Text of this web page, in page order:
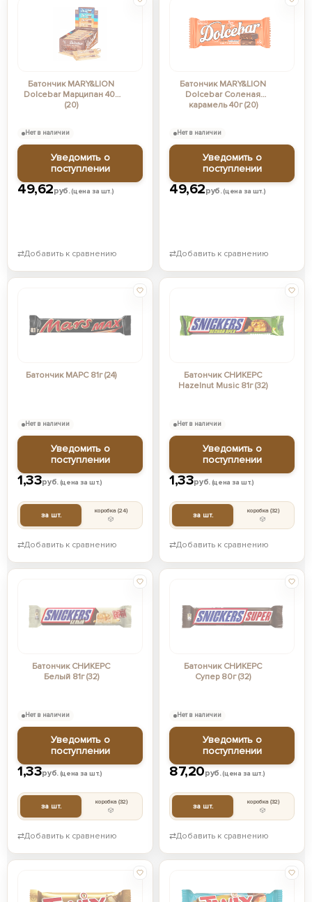
Батончик MARY&LION
Dolcebar Марципан 40г
(20)
49,62руб.(цена за шт.)
Нет в наличии
Уведомить о
поступлении
⇄Добавить к сравнению
Батончик MARY&LION
Dolcebar Соленая
карамель 40г (20)
49,62руб.(цена за шт.)
Нет в наличии
Уведомить о
поступлении
⇄Добавить к сравнению
Батончик МАРС 81г (24)
1,33руб.(цена за шт.)
за шт. коробка(24)
Нет в наличии
Уведомить о
поступлении
⇄Добавить к сравнению
Батончик СНИКЕРС
Hazelnut Music 81г (32)
1,33руб.(цена за шт.)
за шт. коробка(32)
Нет в наличии
Уведомить о
поступлении
⇄Добавить к сравнению
Батончик СНИКЕРС
Белый 81г (32)
1,33руб.(цена за шт.)
за шт. коробка(32)
Нет в наличии
Уведомить о
поступлении
⇄Добавить к сравнению
Батончик СНИКЕРС
Супер 80г (32)
87,20руб.(цена за шт.)
за шт. коробка(32)
Нет в наличии
Уведомить о
поступлении
⇄Добавить к сравнению